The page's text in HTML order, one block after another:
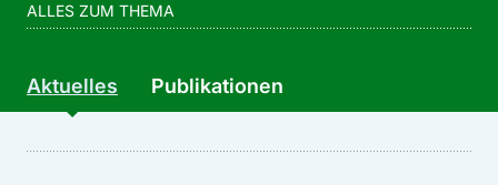
ALLES ZUM THEMA
Aktuelles Publikationen